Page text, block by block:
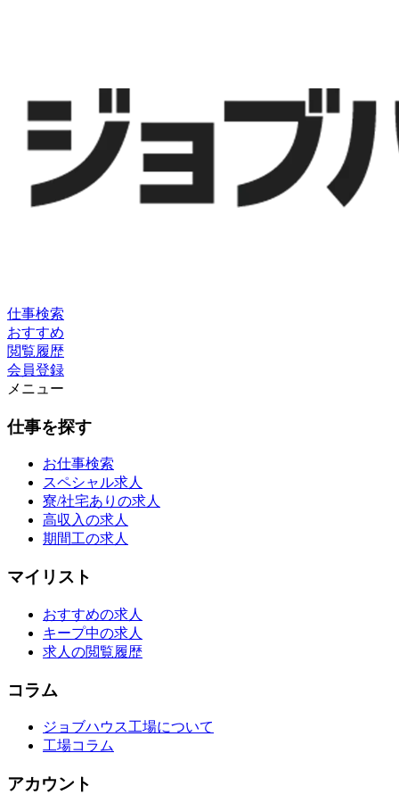
仕事検索
おすすめ
閲覧履歴
会員登録
メニュー
仕事を探す
お仕事検索
スペシャル求人
寮/社宅ありの求人
高収入の求人
期間工の求人
マイリスト
おすすめの求人
キープ中の求人
求人の閲覧履歴
コラム
ジョブハウス工場について
工場コラム
アカウント